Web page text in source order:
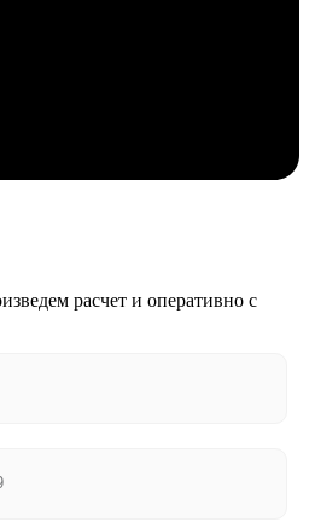
расчет и оперативно с